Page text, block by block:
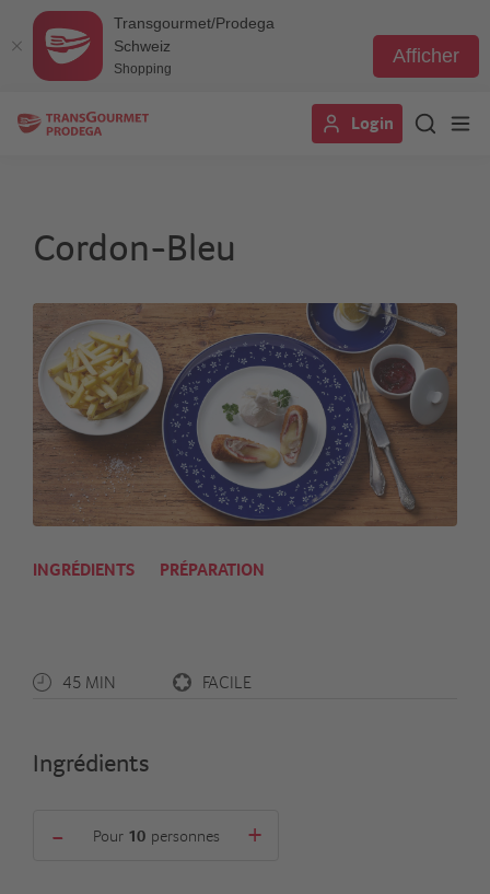
Transgourmet/Prodega
Schweiz
Shopping
Afficher
Login
Cordon-Bleu
INGRÉDIENTS PRÉPARATION
45 MIN FACILE
Ingrédients
- Pour personnes +